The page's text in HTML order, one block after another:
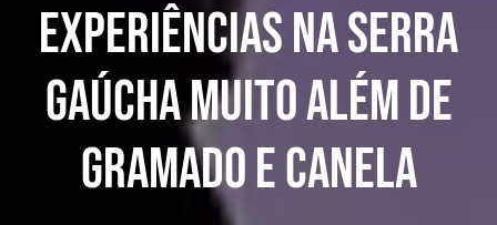
EXPERIÊNCIAS NA SERRA
GAÚCHA MUITO ALÉM DE
GRAMADO E CANELA